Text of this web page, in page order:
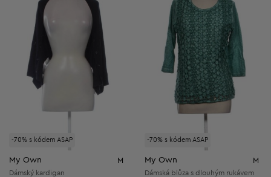
-70% s kódem ASAP
My Own M
Dámský kardigan
-70% s kódem ASAP
My Own M
Dámská blůza s dlouhým rukávem